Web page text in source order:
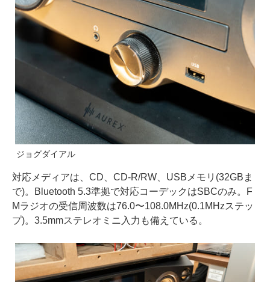
ジョグダイアル
対応メディアは、CD、CD-R/RW、USBメモリ(32GBま
で)。Bluetooth 5.3準拠で対応コーデックはSBCのみ。F
Mラジオの受信周波数は76.0〜108.0MHz(0.1MHzステッ
プ)。3.5mmステレオミニ入力も備えている。